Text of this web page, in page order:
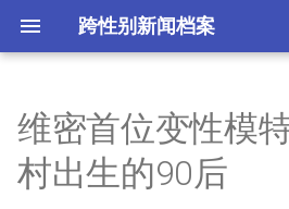
跨性别新闻档案
n
t
正文
维密首位变性模
村出生的90后